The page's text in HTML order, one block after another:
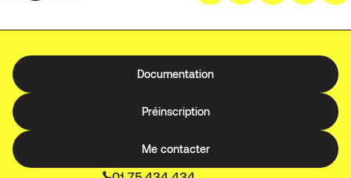
Documentation
Préinscription
Me contacter